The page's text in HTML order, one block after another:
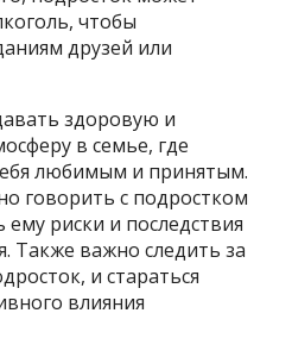
чтобы
друзей или
здоровую и
в семье, где
любимым и принятым.
говорить с подростком
ему риски и последствия
Также важно следить за
и стараться
влияния